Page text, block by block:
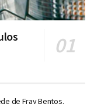
de Fray Bentos.